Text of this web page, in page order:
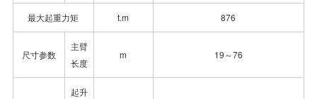
最大起重力矩 t.m 876
尺寸参数
主臂
长度
m 19～76
起升